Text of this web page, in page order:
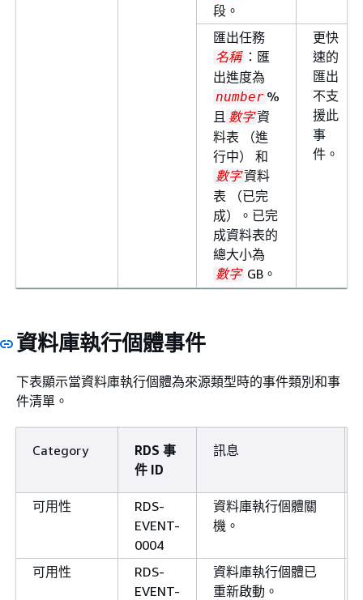
資料庫叢集已暫停。
已取消暫停資料庫叢集。
0147
正在恢復資料庫叢集。
EVENT-
notification
RDS-
EVENT-
0149
資料庫叢集已從units
展至units，但由於以
原因，擴展並不順輰：
reason。
段。
匯出任務
名稱 ：匯
出進度為
number %
且 數字資
料表 （進
行中） 和
數字資料
表 （已完
成）。已完
成資料表的
總大小為
數字 GB。
更快
速的
匯出
不支
援此
事
件。
資料庫執行個體事件
下表顯示當資料庫執行個體為來源類型時的事件類別和事
件清單。
Category
RDS 事
件 ID
訊息
可用性
RDS-
EVENT-
0004
資料庫執行個體關
機。
可用性
RDS-
EVENT-
資料庫執行個體已
重新啟動。